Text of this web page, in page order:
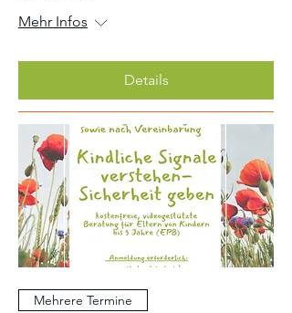
Mehr Infos
Details
Mehrere Termine